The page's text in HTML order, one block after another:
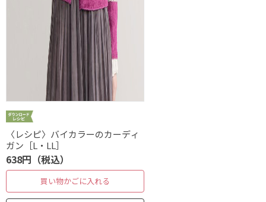
〈レシピ〉バイカラーのカーディ
ガン［L・LL］
638円（税込）
買い物かごに入れる